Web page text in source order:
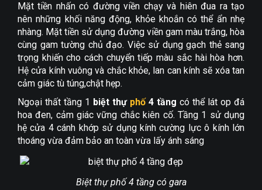
Mặt tiền nhấn có đường viền chạy và hiên đua ra tạo
nên những khối năng động, khỏe khoắn có thể ẩn nhẹ
nhàng. Mặt tiền sử dụng đường viền gam màu trắng, hòa
cùng gam tường chủ đạo. Việc sử dụng gạch thẻ sang
trọng khiến cho cách chuyển tiếp màu sắc hài hòa hơn.
Hệ cửa kính vuông và chắc khỏe, lan can kính sẽ xóa tan
cảm giác tù túng,chật hẹp.
Ngoại thất tầng 1 biệt thự phố4 tầng có thể lát op đá
hoa đen, cảm giác vững chắc kiên cố. Tầng 1 sử dụng
hệ cửa 4 cánh khớp sử dụng kính cường lực ô kính lớn
thoáng vừa đảm bảo an toàn vừa lấy ánh sáng
Biệt thự phố 4 tầng có gara